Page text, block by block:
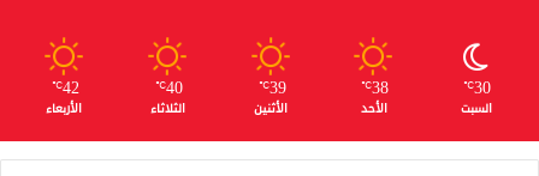
30
℃
السبت
38
℃
الأحد
39
℃
الأثنين
40
℃
الثلاثاء
42
℃
الأربعاء